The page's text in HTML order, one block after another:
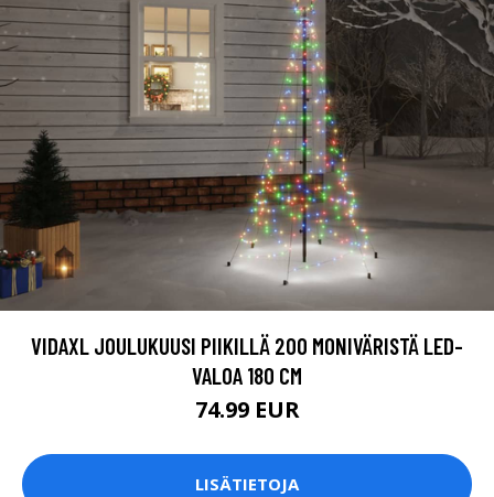
VIDAXL JOULUKUUSI PIIKILLÄ 200 MONIVÄRISTÄ LED-
VALOA 180 CM
74.99 EUR
LISÄTIETOJA